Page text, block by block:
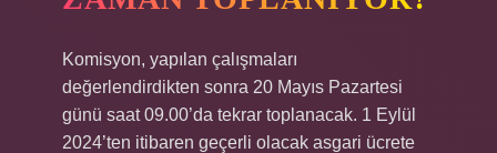
Komisyon, yapılan çalışmaları
değerlendirdikten sonra 20 Mayıs Pazartesi
günü saat 09.00’da tekrar toplanacak. 1 Eylül
2024’ten itibaren geçerli olacak asgari ücrete